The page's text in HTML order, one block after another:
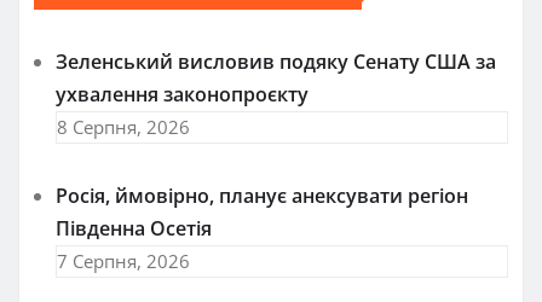
Зеленський висловив подяку Сенату США за
ухвалення законопроєкту
8 Серпня, 2026
Росія, ймовірно, планує анексувати регіон
Південна Осетія
7 Серпня, 2026